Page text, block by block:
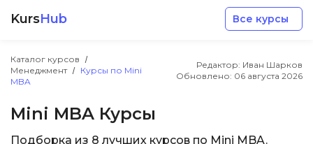
KursHub Все курсы
Каталог курсов
Менеджмент
Курсы по Mini
MBA
Редактор: Иван Шарков
Обновлено: 06 августа 2026
Mini MBA Курсы
Подборка из 8 лучших курсов по Mini MBA.